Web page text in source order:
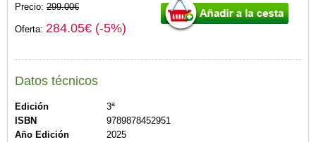
Precio: 299.00€
Oferta: 284.05€ (-5%)
Datos técnicos
Edición
3ª
ISBN
9789878452951
Año Edición
2025